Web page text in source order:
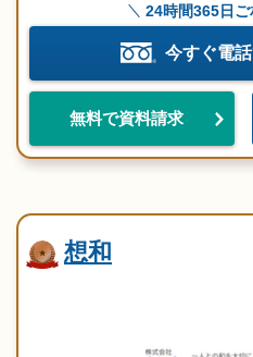
24時間365日
今すぐ電
無料で資料請求
想和